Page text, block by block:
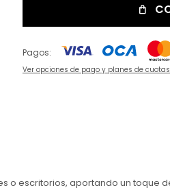
Pagos:
Ver opciones de pago y planes de cuotas
o escritorios, aportando un toque